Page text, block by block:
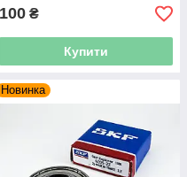
100 ₴
Купити
Новинка